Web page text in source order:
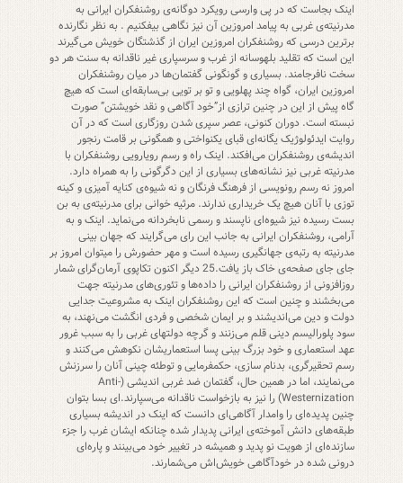
اینک بجاست که در پی وارسی رویکرد دوگانه‌ی روشنفکران ایرانی به
مدرنیته‌ی غربی به پیامد امروزین آن نیز نگاهی بیفکنیم . به نظر نگارنده
برترین درسی که روشنفکران امروزین ایران از گذشتگان خویش می‌گیرند
این است که تقلید بلهوسانه از غرب و سرسپاری غیر ناقدانه به سنت هر دو
سخت نافرجامند. بسیاری و گونگونی گفتمان‌ها در میان روشنفکران
امروزین ایران، گواه چند پهلویی و تو بر تویی بی‌سابقه‌ای است که هیچ
گاه پیش از این در چنین ترازی از”خود آگاهی و نقد خویشتن” صورت
نبسته است. دوران کنونی، عصر سپری شدن روزگاری است که در آن
روایت ایدئولوژیک یگانه‌ای قبای یکنواختی و همگونی بر قامت رنجور
اندیشه‌ی روشنفکران می‌افکند. اینک راه و رسم رویارویی روشنفکران با
مدرنیته غربی نیز نشانه‌های بسیاری از این دگرگونی را به همراه دارد.
امروز نه رسم رونویسی از فرهنگ فرنگان و نه شیوه‌ی کنایه آمیزی و کینه
توزی با آنان هیچ یک خریداری ندارند. مرثیه خوانی برای مدرنیته‌ی به بن
بست رسیده نیز شیوه‌ای ناپسند و رسمی نابخردانه می‌نماید. اینک و به
آرامی، روشنفکران ایرانی به جانب این رای می‌گرایند که جهان بینی
مدرنیته به رتبه‌ی جهانگیری رسیده است و مهر حضورش را میتوان امروز بر
جای جای صفحه‌ی خاک باز یافت.25 دیگر اکنون تکاپوی آرمان‌گرای شمار
روزافزونی از روشنفکران ایرانی را داده‌ها و تئوری‌های مدرنیته جهت
می‌بخشند و چنین است که این روشنفکران اینک به مشروعیت جدایی
دولت و دین می‌اندیشند و بر ایمان شخصی و فردی انگشت می‌نهند، به
سود پلورالیسم دینی قلم می‌زنند و گرچه دولتهای غربی را به سبب غرور
عهد استعماری و خود بزرگ بینی پسا استعماریشان نکوهش می‌کنند و
رسم تحقیرگری، بدنام سازی، حکمفرمایی و توطئه چینی آنان را سرزنش
می‌نمایند، اما در همین حال، گفتمان ضد غربی اندیشی (Anti-
Westernization) را نیز به بازخواست ناقدانه می‌سپارند.‌ای بسا بتوان
چنین پدیده‌ای را وامدار آگاهی‌ای دانست که اینک در اندیشه بسیاری
طبقه‌های دانش آموخته‌ی ایرانی پدیدار شده چنانکه ایشان غرب را جزء
سازنده‌ای از هویت نو پدید و همیشه در تغییر خود می‌بینند و پاره‌ای
درونی شده در خودآگاهی خویش‌اش می‌شمارند.